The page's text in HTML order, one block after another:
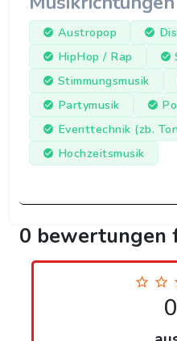
Austropop
HipHop / Rap
Stimmungsmusik
Partymusik
Eventtechnik (zb.
Hochzeitsmusik
0 bewertungen